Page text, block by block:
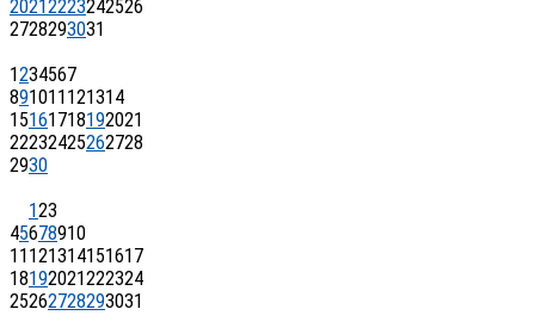
20212223242526
2728293031
1234567
891011 121314
15161718192021
22232425262728
2930
123
45678910
11 121314151617
18192021222324
25262728293031